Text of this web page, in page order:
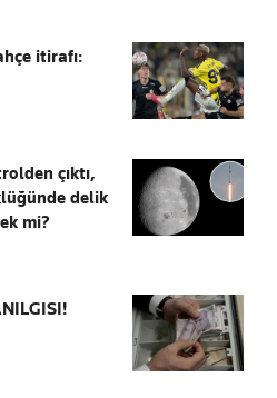
itirafı:
çıktı,
delik
mi?